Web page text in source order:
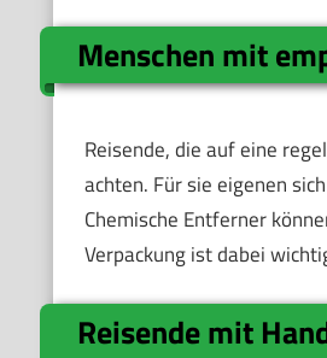
Menschen mit
Reisende, die auf eine
achten. Für sie eigenen
Chemische Entferner
Verpackung ist dabei
Reisende mit